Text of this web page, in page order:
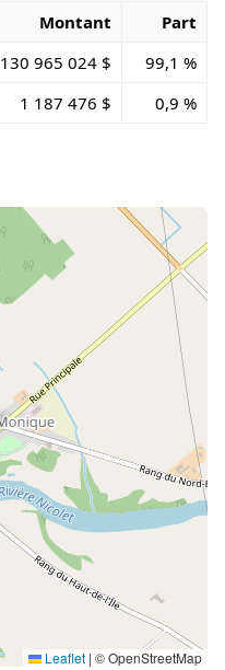
Montant
Part
130 965 024 $
99,1 %
1 187 476 $ 0,9 %
Leaflet | © OpenStreetMap